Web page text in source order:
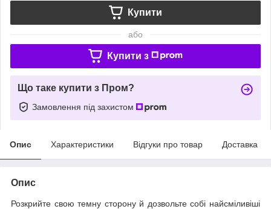
Купити
або
Купити з
Що таке купити з Пром?
Замовлення під захистом
Опис Характеристики Відгуки про товар Доставка
Опис
Розкрийте свою темну сторону й дозвольте собі найсміливіші